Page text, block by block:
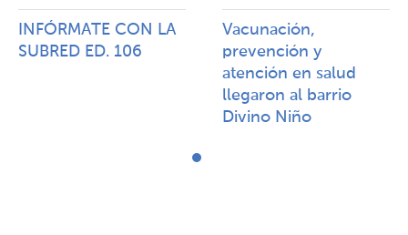
INFÓRMATE CON LA
SUBRED ED. 106
Vacunación,
prevención y
atención en salud
llegaron al barrio
Divino Niño